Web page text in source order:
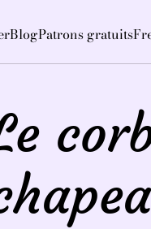
BlogPatrons gratuits